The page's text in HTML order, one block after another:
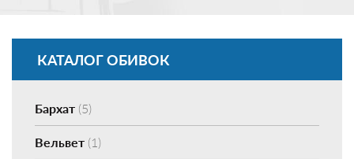
КАТАЛОГ ОБИВОК
Бархат (5)
Вельвет (1)